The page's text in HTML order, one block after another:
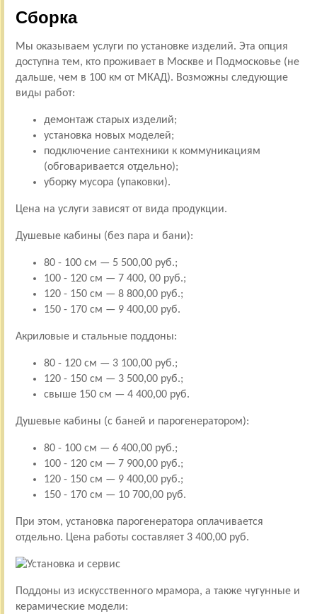
Сборка
Мы оказываем услуги по установке изделий. Эта опция
доступна тем, кто проживает в Москве и Подмосковье (не
дальше, чем в 100 км от МКАД). Возможны следующие
виды работ:
демонтаж старых изделий;
установка новых моделей;
подключение сантехники к коммуникациям
(обговаривается отдельно);
уборку мусора (упаковки).
Цена на услуги зависят от вида продукции.
Душевые кабины (без пара и бани):
80 - 100 см — 5 500,00 руб.;
100 - 120 см — 7 400, 00 руб.;
120 - 150 см — 8 800,00 руб.;
150 - 170 см — 9 400,00 руб.
Акриловые и стальные поддоны:
80 - 120 см — 3 100,00 руб.;
120 - 150 см — 3 500,00 руб.;
свыше 150 см — 4 400,00 руб.
Душевые кабины (с баней и парогенератором):
80 - 100 см — 6 400,00 руб.;
100 - 120 см — 7 900,00 руб.;
120 - 150 см — 9 400,00 руб.;
150 - 170 см — 10 700,00 руб.
При этом, установка парогенератора оплачивается
отдельно. Цена работы составляет 3 400,00 руб.
Поддоны из искусственного мрамора, а также чугунные и
керамические модели: